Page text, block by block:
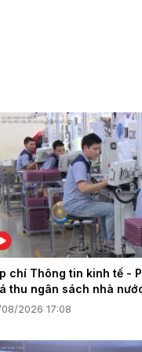
chí Thông tin kinh tế -
thu ngân sách nhà
2026 17:08